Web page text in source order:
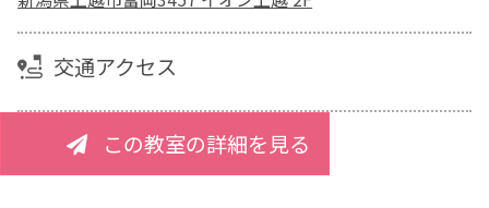
交通アクセス
この教室の詳細を見る